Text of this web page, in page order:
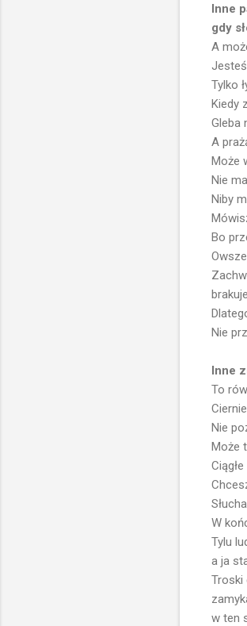
Inne
gdy
A
Tylko
Kiedy
Gleba
A
Może
Nie
Niby
Bo
Nie
Inne
To
Nie
Może
W
Tylu
a ja
Troski
w ten